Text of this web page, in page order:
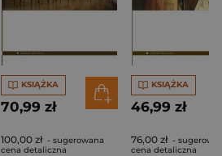
KSIĄŻKA
70,99 zł
100,00 zł - sugerowana
cena detaliczna
KSIĄŻKA
46,99 zł
76,00 zł -
cena detaliczna